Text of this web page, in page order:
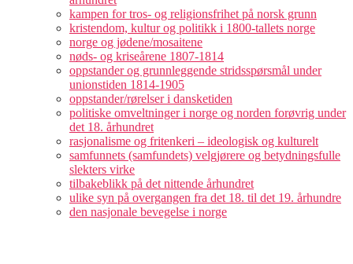
kampen for tros- og religionsfrihet på norsk grunn
kristendom, kultur og politikk i 1800-tallets norge
norge og jødene/mosaitene
nøds- og kriseårene 1807-1814
oppstander og grunnleggende stridsspørsmål under
unionstiden 1814-1905
oppstander/rørelser i dansketiden
politiske omveltninger i norge og norden forøvrig under
det 18. århundret
rasjonalisme og fritenkeri – ideologisk og kulturelt
samfunnets (samfundets) velgjørere og betydningsfulle
slekters virke
tilbakeblikk på det nittende århundret
ulike syn på overgangen fra det 18. til det 19. århundre
den nasjonale bevegelse i norge